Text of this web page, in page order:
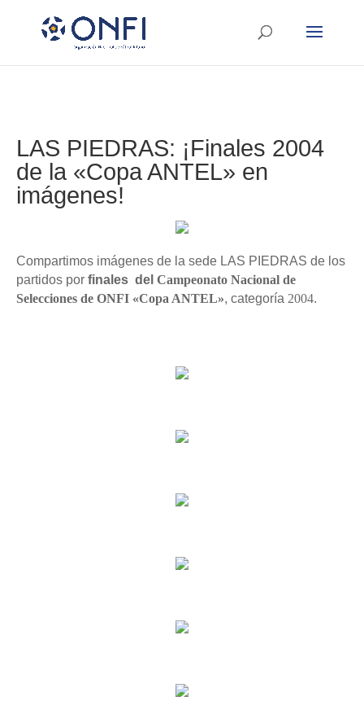
LAS PIEDRAS: ¡Finales 2004
de la «Copa ANTEL» en
imágenes!
Compartimos imágenes de la sede LAS PIEDRAS de los
partidos por finales del Campeonato Nacional de
Selecciones de ONFI «Copa ANTEL», categoría 2004.